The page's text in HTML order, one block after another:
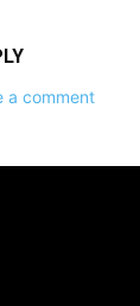
a comment